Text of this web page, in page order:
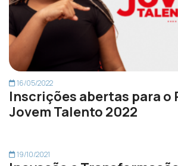
16/05/2022
Inscrições abertas para o
Jovem Talento 2022
19/10/2021